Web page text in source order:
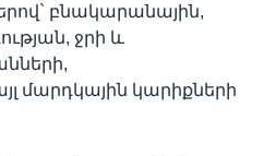
բնակարանային,
ջրի և
մարդկային կարիքների